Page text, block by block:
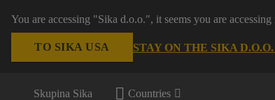
You are accessing "Sika d.o.o.", it seems you are
TO SIKA USA STAY ON THE SIKA
Skupina Sika Countries